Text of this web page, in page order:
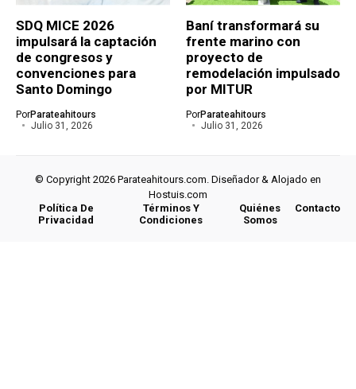
SDQ MICE 2026
impulsará la captación
de congresos y
convenciones para
Santo Domingo
PorParateahitours
Julio 31, 2026
Baní transformará su
frente marino con
proyecto de
remodelación impulsado
por MITUR
PorParateahitours
Julio 31, 2026
© Copyright 2026 Parateahitours.com. Diseñador & Alojado en
Hostuis.com
Política De
Privacidad
Términos Y
Condiciones
Quiénes
Somos
Contacto